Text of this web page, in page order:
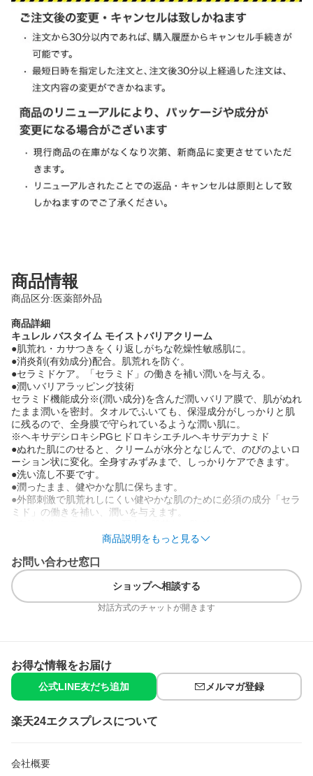
商品情報
商品区分:医薬部外品
商品詳細
キュレル バスタイム モイストバリアクリーム
●肌荒れ・カサつきをくり返しがちな乾燥性敏感肌に。
●消炎剤(有効成分)配合。肌荒れを防ぐ。
●セラミドケア。「セラミド」の働きを補い潤いを与える。
●潤いバリアラッピング技術
セラミド機能成分※(潤い成分)を含んだ潤いバリア膜で、肌がぬれ
たまま潤いを密封。タオルでふいても、保湿成分がしっかりと肌
に残るので、全身膜で守られているような潤い肌に。
※ヘキサデシロキシPGヒドロキシエチルヘキサデカナミド
●ぬれた肌にのせると、クリームが水分となじんで、のびのよいロ
ーション状に変化。全身すみずみまで、しっかりケアできます。
●洗い流し不要です。
●潤ったまま、健やかな肌に保ちます。
●外部刺激で肌荒れしにくい健やかな肌のために必須の成分「セラ
ミド」の働きを補い、潤いを与えます。
●お子さまのデリケートな肌にも使えます。
●弱酸性
●無香料
●無着色
●アルコールフリー(エチルアルコール無添加)
●アレルギーテスト済み*
ありません。
【販売名】CurelウェットスキンM
使用方法
・入浴後、タオルでふく前の軽くぬれた肌にお使いください。
・適量を手に取り、顔やからだにやさしくなじませます。塗布後
商品説明をもっと見る
お問い合わせ窓口
ショップへ相談する
対話方式のチャットが開きます
お得な情報をお届け
公式LINE友だち追加 メルマガ登録
楽天24エクスプレスについて
会社概要